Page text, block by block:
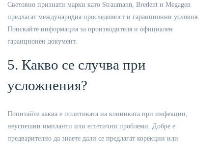
Световно признати марки като Straumann, Bredent и Megagen
предлагат международна проследимост и гаранционни условия.
Поискайте информация за производителя и официален
гаранционен документ.
5. Какво се случва при
усложнения?
Попитайте каква е политиката на клиниката при инфекции,
неуспешни импланти или естетични проблеми. Добре е
предварително да знаете дали се предлагат корекции или